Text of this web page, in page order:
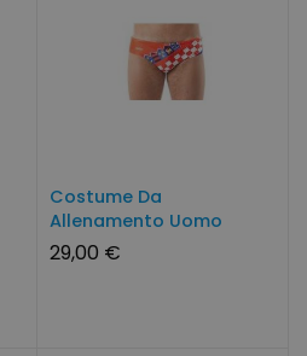
Costume Da
Allenamento Uomo
CROAZIA By
SwimmerWear
29,00 €